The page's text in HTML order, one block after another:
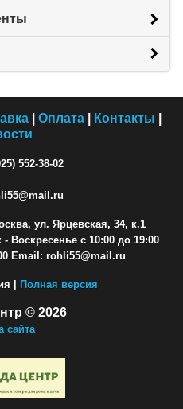
| Оплата| Контакты
552-38-02
ул. Ярцевская, 34, к.1
с 10:00 до 19:00
Email: rohli55@mail.ru
| Полная версия
© 2026
сайта